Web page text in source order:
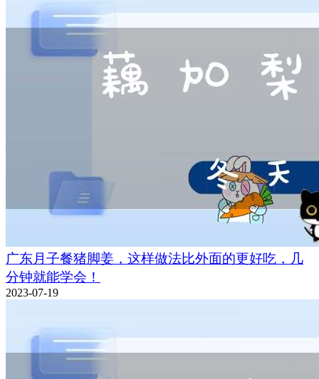
广东月子餐猪脚姜，这样做法比外面的更好吃，几
分钟就能学会！
2023-07-19